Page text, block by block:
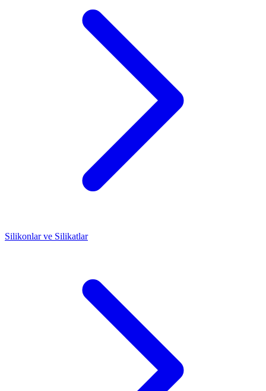
Silikonlar ve Silikatlar